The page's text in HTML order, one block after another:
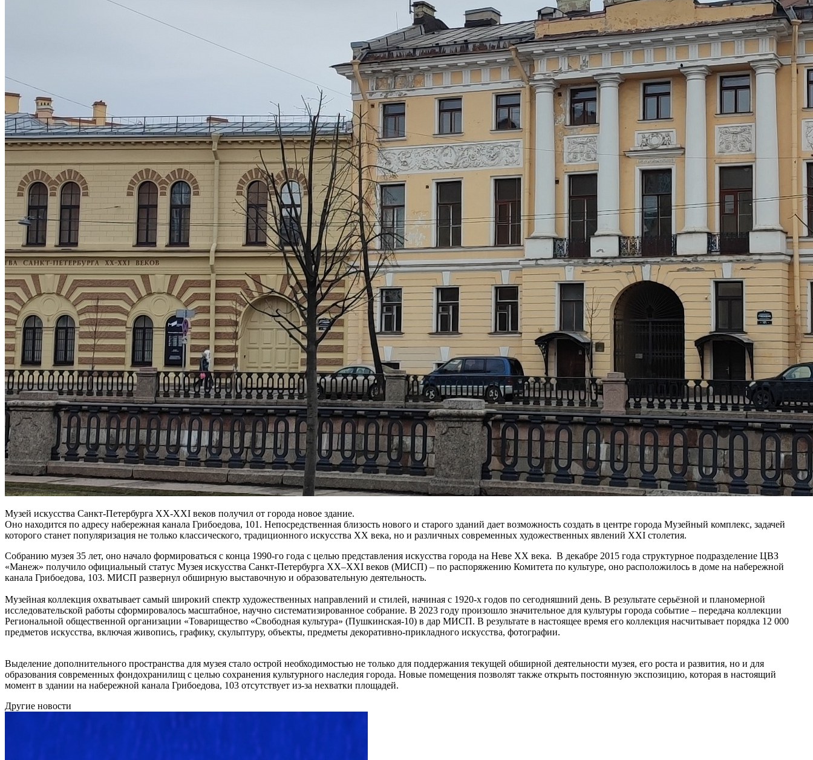
Музей искусства Санкт-Петербурга ХХ-ХХI веков получил от города новое здание.
Оно находится по адресу набережная канала Грибоедова, 101. Непосредственная близость нового и старого зданий дает возможность создать в центре города Музейный комплекс, задачей
которого станет популяризация не только классического, традиционного искусства ХХ века, но и различных современных художественных явлений ХХI столетия.
Собранию музея 35 лет, оно начало формироваться с конца 1990-го года с целью представления искусства города на Неве ХХ века. В декабре 2015 года структурное подразделение ЦВЗ
«Манеж» получило официальный статус Музея искусства Санкт-Петербурга ХХ–ХХI веков (МИСП) – по распоряжению Комитета по культуре, оно расположилось в доме на набережной
канала Грибоедова, 103. МИСП развернул обширную выставочную и образовательную деятельность.
Музейная коллекция охватывает самый широкий спектр художественных направлений и стилей, начиная с 1920-х годов по сегодняшний день. В результате серьёзной и планомерной
исследовательской работы сформировалось масштабное, научно систематизированное собрание. В 2023 году произошло значительное для культуры города событие – передача коллекции
Региональной общественной организации «Товарищество «Свободная культура» (Пушкинская-10) в дар МИСП. В результате в настоящее время его коллекция насчитывает порядка 12 000
предметов искусства, включая живопись, графику, скульптуру, объекты, предметы декоративно-прикладного искусства, фотографии.
Выделение дополнительного пространства для музея стало острой необходимостью не только для поддержания текущей обширной деятельности музея, его роста и развития, но и для
образования современных фондохранилищ с целью сохранения культурного наследия города. Новые помещения позволят также открыть постоянную экспозицию, которая в настоящий
момент в здании на набережной канала Грибоедова, 103 отсутствует из-за нехватки площадей.
Другие новости